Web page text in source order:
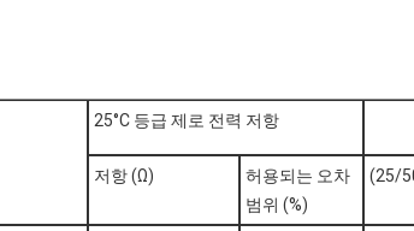
25°C 등급 제로 전력 저항
저항 (Ω)
허용되는 오차
범위 (%)
(25/